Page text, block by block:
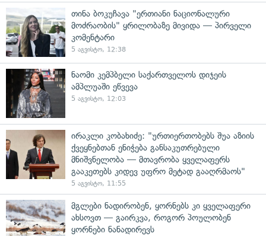
თინა ბოკუჩავა "ერთიანი ნაციონალური
მოძრაობის" ყრილობაზე მივიდა — პირველი
კომენტარი
5 აგვისტო, 12:38
ნაომი კემპბელი საქართველოს დიჯეის
ამპლუაში ეწვევა
5 აგვისტო, 12:03
ირაკლი კობახიძე: "ურთიერთობებს შუა აზიის
ქვეყნებთან ენიჭება განსაკუთრებული
მნიშვნელობა — მთავრობა ყველაფერს
გააკეთებს კიდევ უფრო მეტად გააღრმაოს"
5 აგვისტო, 11:55
მგლები ნადირობენ, ყორნებს კი ყველაფერი
ახსოვთ — გაირკვა, როგორ პოულობენ
ყორნები ნანადირევს